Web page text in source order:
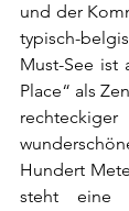
und der
typisch-
Must-See ist
Place“ als
Hundert
steht eine